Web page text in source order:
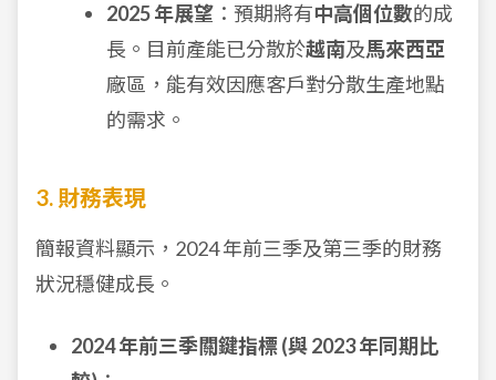
2025 年展望 ：預期將有中高個位數的成
長。目前產能已分散於越南及馬來西亞
廠區，能有效因應客戶對分散生產地點
的需求。
3. 財務表現
簡報資料顯示，2024 年前三季及第三季的財務
狀況穩健成長。
2024 年前三季關鍵指標 (與 2023 年同期比